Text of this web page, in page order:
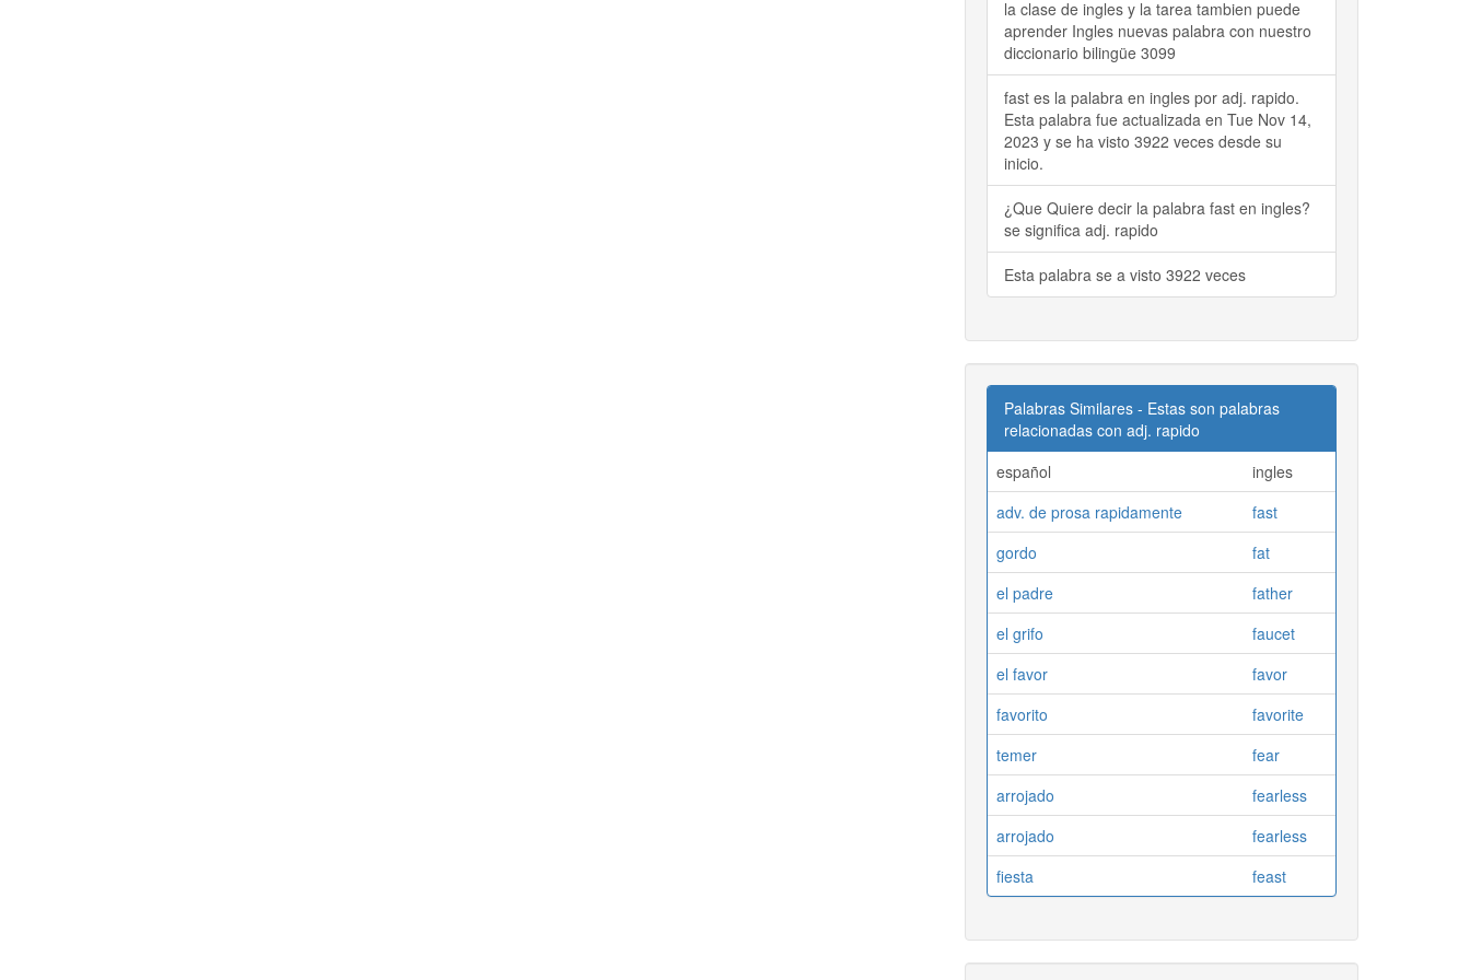
la clase de ingles y la tarea tambien puede
aprender Ingles nuevas palabra con nuestro
diccionario bilingüe 3099
fast es la palabra en ingles por adj. rapido.
Esta palabra fue actualizada en Tue Nov 14,
2023 y se ha visto 3922 veces desde su
inicio.
¿Que Quiere decir la palabra fast en ingles?
se significa adj. rapido
Esta palabra se a visto 3922 veces
Palabras Similares - Estas son palabras
relacionadas con adj. rapido
español
ingles
adv. de prosa rapidamente
fast
gordo
fat
el padre
father
el grifo
faucet
el favor
favor
favorito
favorite
temer
fear
arrojado
fearless
arrojado
fearless
fiesta
feast